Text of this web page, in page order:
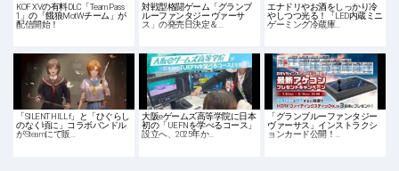
KOF XVの有料DLC「Team Pass
1」の「餓狼MotWチーム」が
配信開始！
対戦型格闘ゲーム「グランブ
ルーファンタジー ヴァーサ
ス」の発売日決定＆…
エナドリやお酒をしっかり冷
やしつつ光る！「LED内蔵ミニ
ゲーミング冷蔵庫…
「SILENT HILL f」と「ひぐらし
のなく頃に」コラボバンドル
がSteamにて販…
大阪eゲームズ高等学院に日本
初の「UEFNを学べるコース」
設立へ、2025年か…
「グランブルーファンタジー
ヴァーサス」インストラクシ
ョンカード公開！…